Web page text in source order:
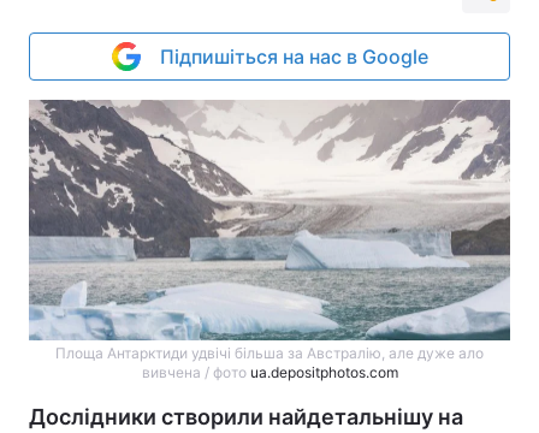
Підпишіться на нас в Google
Площа Антарктиди удвічі більша за Австралію, але дуже ало
вивчена / фото ua.depositphotos.com
Дослідники створили найдетальнішу на